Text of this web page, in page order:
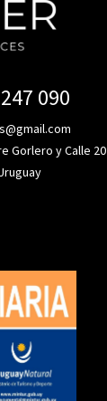
090
Gorlero y Calle 20